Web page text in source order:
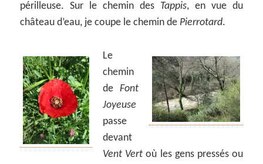
périlleuse. Sur le chemin des Tappis, en vue du
château d’eau, je coupe le chemin de Pierrotard.
Le
chemin
de Font
Joyeuse
passe
devant
Vent Vert où les gens pressés ou